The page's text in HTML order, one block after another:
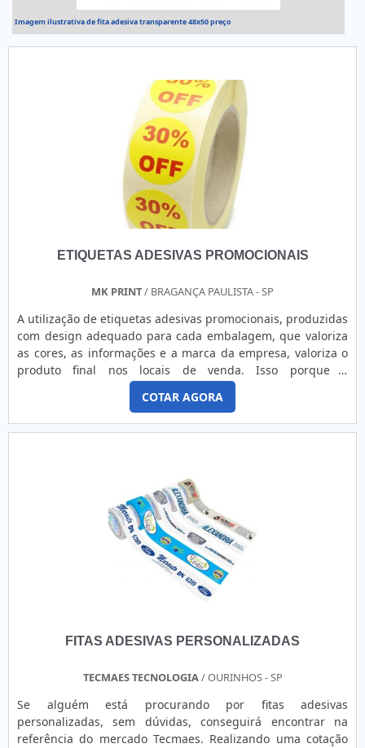
Imagem ilustrativa de fita adesiva transparente 48x50 preço
ETIQUETAS ADESIVAS PROMOCIONAIS
MK PRINT/ BRAGANÇA PAULISTA - SP
A utilização de etiquetas adesivas promocionais, produzidas
com design adequado para cada embalagem, que valoriza
as cores, as informações e a marca da empresa, valoriza o
produto final nos locais de venda. Isso porque a
comunicação visual entre a marca e o cliente é de suma
importância para a decisão da compra. FUNCIONALIDADE
DAS ETIQUETAS PROMOCIONAISOs rótulos podem ser de
vários tamanhos, com diversos tipos de cortes, desde os
COTAR AGORA
FITAS ADESIVAS PERSONALIZADAS
TECMAES TECNOLOGIA/ OURINHOS - SP
Se alguém está procurando por fitas adesivas
personalizadas, sem dúvidas, conseguirá encontrar na
referência do mercado Tecmaes. Realizando uma cotação